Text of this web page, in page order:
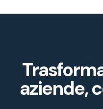
aziende,